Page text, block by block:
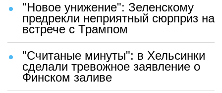
"Новое унижение": Зеленскому
предрекли неприятный сюрприз на
встрече с Трампом
"Считаные минуты": в Хельсинки
сделали тревожное заявление о
Финском заливе